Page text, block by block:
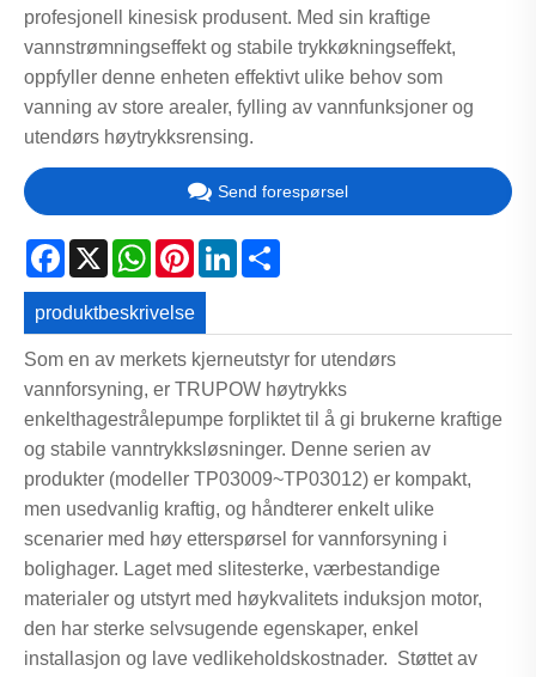
profesjonell kinesisk produsent. Med sin kraftige
vannstrømningseffekt og stabile trykkøkningseffekt,
oppfyller denne enheten effektivt ulike behov som
vanning av store arealer, fylling av vannfunksjoner og
utendørs høytrykksrensing.
Send forespørsel
Facebook
X WhatsApp
PinterestLinkedIn
produktbeskrivelse
Som en av merkets kjerneutstyr for utendørs
vannforsyning, er TRUPOW høytrykks
enkelthagestrålepumpe forpliktet til å gi brukerne kraftige
og stabile vanntrykksløsninger. Denne serien av
produkter (modeller TP03009~TP03012) er kompakt,
men usedvanlig kraftig, og håndterer enkelt ulike
scenarier med høy etterspørsel for vannforsyning i
bolighager. Laget med slitesterke, værbestandige
materialer og utstyrt med høykvalitets induksjon motor,
den har sterke selvsugende egenskaper, enkel
installasjon og lave vedlikeholdskostnader. Støttet av